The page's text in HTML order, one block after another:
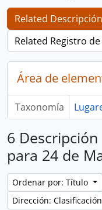
Related
Related Registro
Área de
Taxonomía
6
para 24 de
Ordenar por: Título
Dirección: